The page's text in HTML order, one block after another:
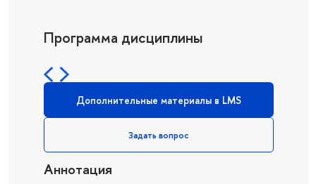
Программа дисциплины
Дополнительные материалы в LMS
Задать вопрос
Аннотация